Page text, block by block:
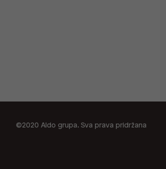
©2020 Aldo grupa. Sva prava pridržana